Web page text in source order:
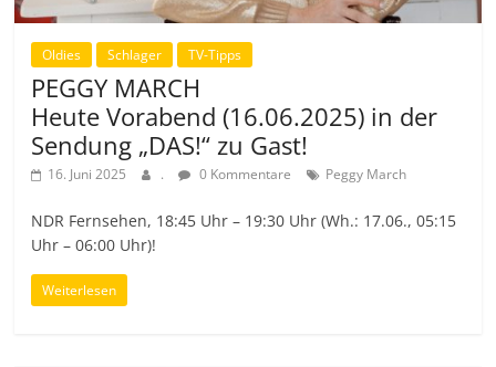
Oldies Schlager TV-Tipps
PEGGY MARCH
Heute Vorabend (16.06.2025) in der
Sendung „DAS!“ zu Gast!
16. Juni 2025 . 0 Kommentare Peggy March
NDR Fernsehen, 18:45 Uhr – 19:30 Uhr (Wh.: 17.06., 05:15
Uhr – 06:00 Uhr)!
Weiterlesen